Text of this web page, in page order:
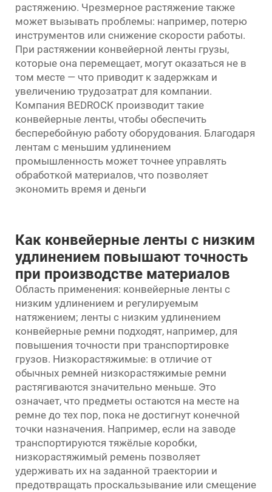
растяжению. Чрезмерное растяжение также
может вызывать проблемы: например, потерю
инструментов или снижение скорости работы.
При растяжении конвейерной ленты грузы,
которые она перемещает, могут оказаться не в
том месте — что приводит к задержкам и
увеличению трудозатрат для компании.
Компания BEDROCK производит такие
конвейерные ленты, чтобы обеспечить
бесперебойную работу оборудования. Благодаря
лентам с меньшим удлинением
промышленность может точнее управлять
обработкой материалов, что позволяет
экономить время и деньги
Как конвейерные ленты с низким
удлинением повышают точность
при производстве материалов
Область применения: конвейерные ленты с
низким удлинением и регулируемым
натяжением; ленты с низким удлинением
конвейерные ремни подходят, например, для
повышения точности при транспортировке
грузов. Низкорастяжимые: в отличие от
обычных ремней низкорастяжимые ремни
растягиваются значительно меньше. Это
означает, что предметы остаются на месте на
ремне до тех пор, пока не достигнут конечной
точки назначения. Например, если на заводе
транспортируются тяжёлые коробки,
низкорастяжимый ремень позволяет
удерживать их на заданной траектории и
предотвращать проскальзывание или смещение